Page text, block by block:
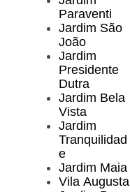
Paraventi
Jardim São
João
Jardim
Presidente
Dutra
Jardim Bela
Vista
Jardim
Tranquilidad
e
Jardim Maia
Vila Augusta